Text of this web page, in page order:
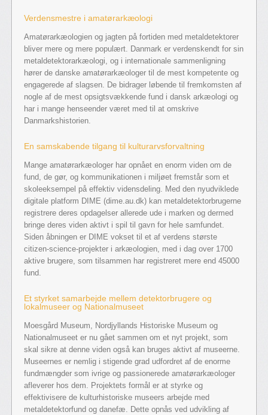
Verdensmestre i amatørarkæologi
Amatørarkæologien og jagten på fortiden med metaldetektorer
bliver mere og mere populært. Danmark er verdenskendt for sin
metaldetektorarkæologi, og i internationale sammenligning
hører de danske amatørarkæologer til de mest kompetente og
engagerede af slagsen. De bidrager løbende til fremkomsten af
nogle af de mest opsigtsvækkende fund i dansk arkæologi og
har i mange henseender været med til at omskrive
Danmarkshistorien.
En samskabende tilgang til kulturarvsforvaltning
Mange amatørarkæologer har opnået en enorm viden om de
fund, de gør, og kommunikationen i miljøet fremstår som et
skoleeksempel på effektiv vidensdeling. Med den nyudviklede
digitale platform DIME (dime.au.dk) kan metaldetektorbrugerne
registrere deres opdagelser allerede ude i marken og dermed
bringe deres viden aktivt i spil til gavn for hele samfundet.
Siden åbningen er DIME vokset til et af verdens største
citizen-science-projekter i arkæologien, med i dag over 1700
aktive brugere, som tilsammen har registreret mere end 45000
fund.
Et styrket samarbejde mellem detektorbrugere og
lokalmuseer og Nationalmuseet
Moesgård Museum, Nordjyllands Historiske Museum og
Nationalmuseet er nu gået sammen om et nyt projekt, som
skal sikre at denne viden også kan bruges aktivt af museerne.
Museernes er nemlig i stigende grad udfordret af de enorme
fundmængder som ivrige og passionerede amatørarkæologer
afleverer hos dem. Projektets formål er at styrke og
effektivisere de kulturhistoriske museers arbejde med
metaldetektorfund og danefæ. Dette opnås ved udvikling af